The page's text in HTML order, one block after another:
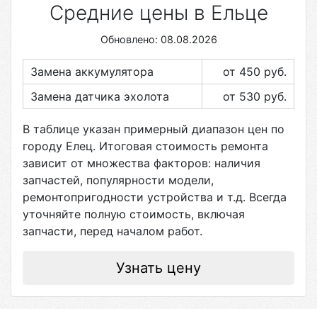
Средние цены в Ельце
Обновлено: 08.08.2026
Замена аккумулятора от 450 руб.
Замена датчика эхолота
от 530 руб.
В таблице указан примерный диапазон цен по
городу Елец. Итоговая стоимость ремонта
зависит от множества факторов: наличия
запчастей, популярности модели,
ремонтопригодности устройства и т.д. Всегда
уточняйте полную стоимость, включая
запчасти, перед началом работ.
Узнать цену